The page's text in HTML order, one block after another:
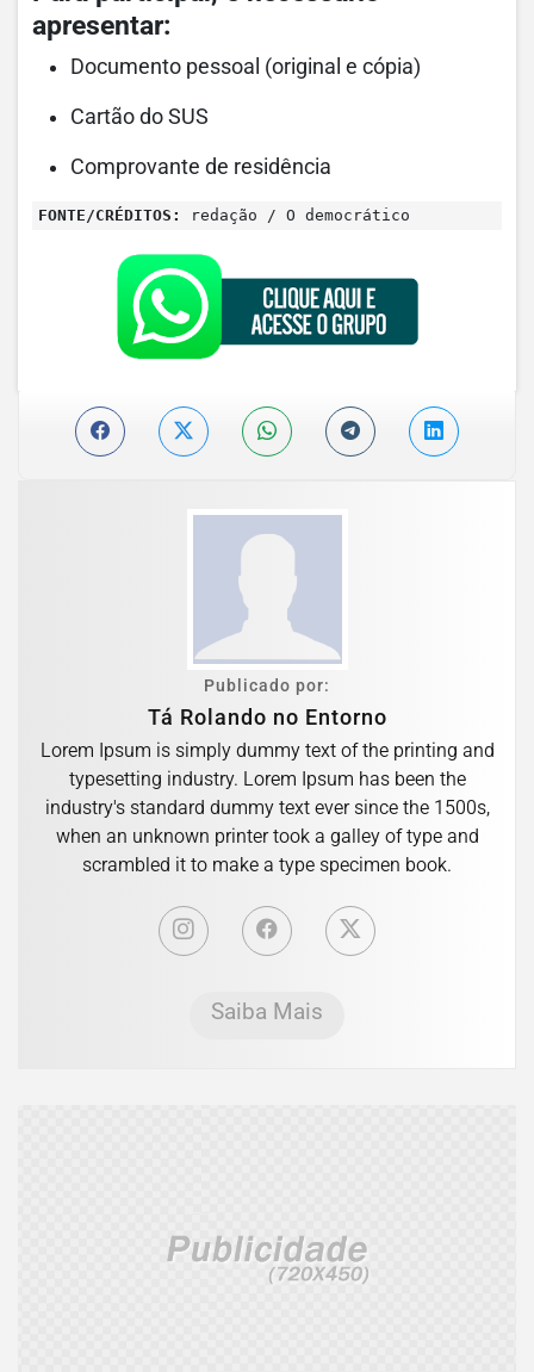
apresentar:
Documento pessoal (original e cópia)
Cartão do SUS
Comprovante de residência
FONTE/CRÉDITOS: redação / O democrático
Publicado por:
Tá Rolando no Entorno
Lorem Ipsum is simply dummy text of the printing and
typesetting industry. Lorem Ipsum has been the
industry's standard dummy text ever since the 1500s,
when an unknown printer took a galley of type and
scrambled it to make a type specimen book.
Saiba Mais